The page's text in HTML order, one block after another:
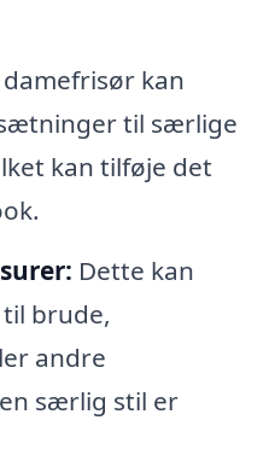
damefrisør kan
til særlige
kan tilføje det
Dette kan
brude,
andre
særlig stil er